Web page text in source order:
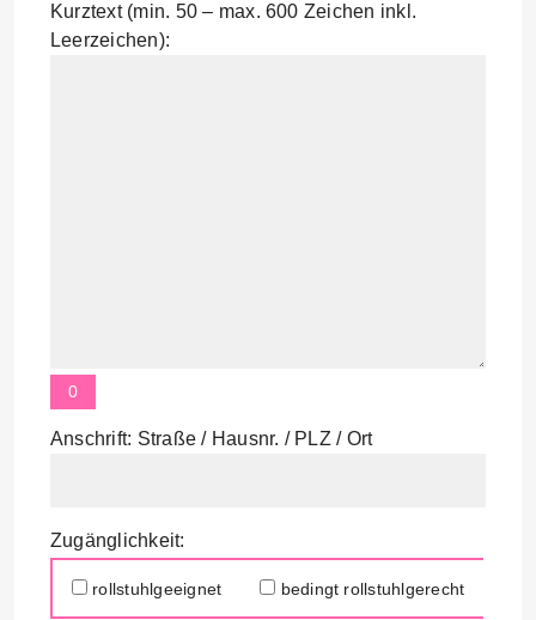
Kurztext (min. 50 – max. 600 Zeichen inkl.
Leerzeichen):
0
Anschrift: Straße / Hausnr. / PLZ / Ort
Zugänglichkeit:
rollstuhlgeeignet bedingt rollstuhlgerecht